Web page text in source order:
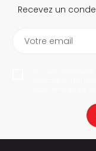
Recevez un
Votre email